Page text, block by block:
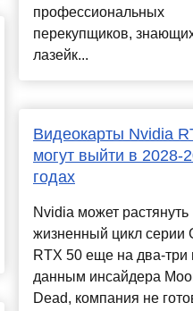
профессиональных
перекупщиков,
лазейк...
Видеокарты Nvidia
могут выйти в 2028-
годах
Nvidia может растянуть
жизненный цикл серии
RTX 50 еще на два-три
данным инсайдера
Dead, компания не